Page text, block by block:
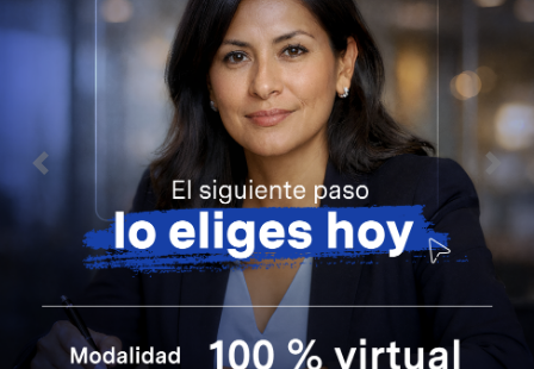
Previous Next